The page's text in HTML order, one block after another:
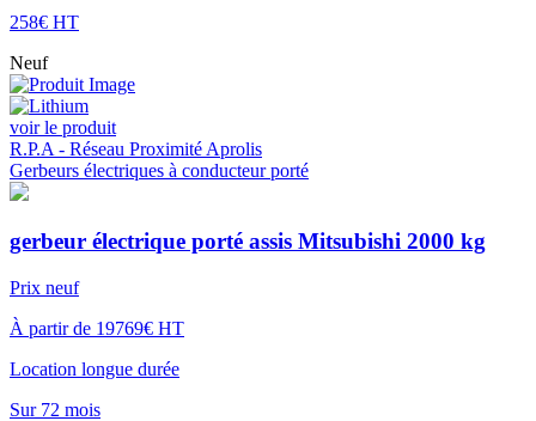
258€ HT
Neuf
voir le produit
R.P.A - Réseau Proximité Aprolis
Gerbeurs électriques à conducteur porté
gerbeur électrique porté assis Mitsubishi 2000 kg
Prix neuf
À partir de 19769€ HT
Location longue durée
Sur 72 mois